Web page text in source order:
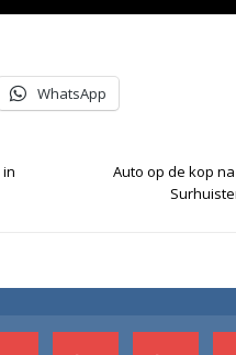
WhatsApp
Auto op de kop